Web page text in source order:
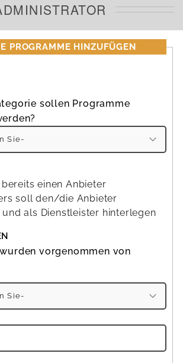
PROGRAMME HINZUFÜGEN
sollen Programme
einen Anbieter
soll den/die Anbieter
als Dienstleister hinterlegen
vorgenommen von